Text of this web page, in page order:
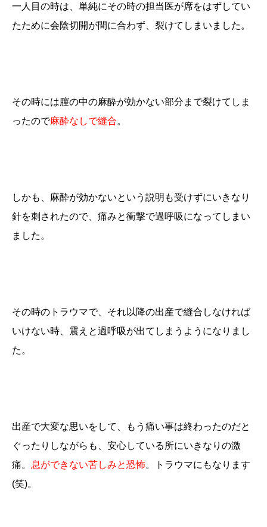
一人目の時は、単純にその時の担当医が席をはずしてい
たために会陰切開が間に合わず、裂けてしまいました。
その時には膣の中の麻酔が効かない部分まで裂けてしま
ったので麻酔なしで縫合。
しかも、麻酔が効かないという説明も受けずにいきなり
針を刺されたので、痛みと衝撃で過呼吸になってしまい
ました。
その時のトラウマで、それ以降の出産で縫合しなければ
いけない時、震えと過呼吸が出てしまうようになりまし
た。
出産で大変な思いをして、もう痛い事は終わったのだと
ぐったりしながらも、安心している所にいきなりの激
痛。 息ができない苦しみと恐怖。トラウマにもなります
(笑)。